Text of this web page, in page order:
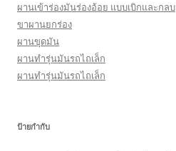
ผานเข้าร่องมันร่องอ้อย แบบเบิกและกลบ
ขาผานยกร่อง
ผานขุดมัน
ผานทำรุ่นมันรถไถเล็ก
ผานทำรุ่นมันรถไถเล็ก
ป้ายกำกับ